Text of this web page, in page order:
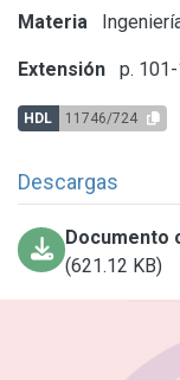
Materia
Extensión p.
HDL 11746/724
Descargas
Documento
(621.12 KB)